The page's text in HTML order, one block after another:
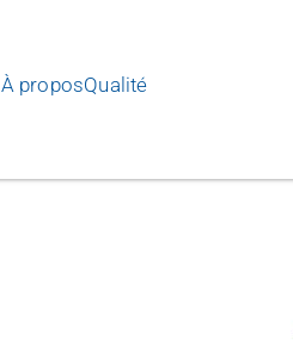
À proposQualité